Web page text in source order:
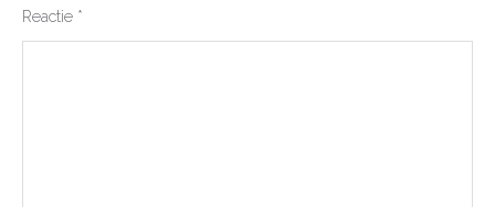
Reactie *